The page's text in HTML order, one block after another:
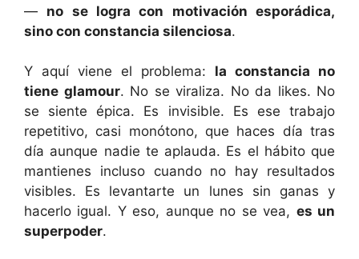
— no se logra con motivación esporádica,
sino con constancia silenciosa.
Y aquí viene el problema: la constancia no
tiene glamour. No se viraliza. No da likes. No
se siente épica. Es invisible. Es ese trabajo
repetitivo, casi monótono, que haces día tras
día aunque nadie te aplauda. Es el hábito que
mantienes incluso cuando no hay resultados
visibles. Es levantarte un lunes sin ganas y
hacerlo igual. Y eso, aunque no se vea, es un
superpoder.